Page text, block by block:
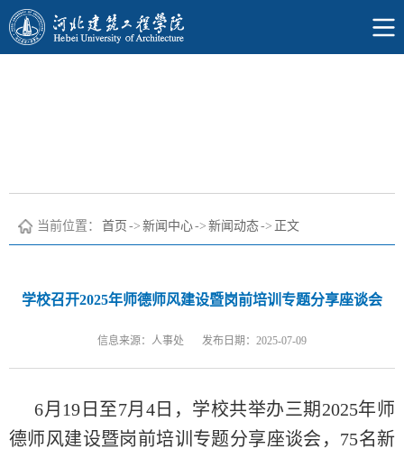
当前位置： 首页 -> 新闻中心-> 新闻动态-> 正文
学校召开2025年师德师风建设暨岗前培训专题分享座谈会
信息来源：人事处 发布日期：2025-07-09
6月19日至7月4日，学校共举办三期2025年师
德师风建设暨岗前培训专题分享座谈会，75名新